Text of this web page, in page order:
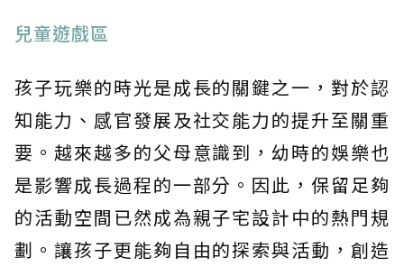
兒童遊戲區
孩子玩樂的時光是成長的關鍵之一，對於認
知能力、感官發展及社交能力的提升至關重
要。越來越多的父母意識到，幼時的娛樂也
是影響成長過程的一部分。因此，保留足夠
的活動空間已然成為親子宅設計中的熱門規
劃。讓孩子更能夠自由的探索與活動，創造